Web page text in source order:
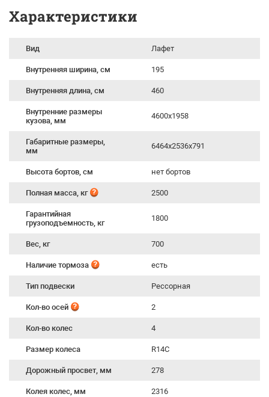
Характеристики
Вид Лафет
Внутренняя ширина, см 195
Внутренняя длина, см 460
Внутренние размеры
кузова, мм
4600x1958
Габаритные размеры,
мм
6464x2536x791
Высота бортов, см нет бортов
Полная масса, кг 2500
Гарантийная
грузоподъемность, кг
1800
Вес, кг 700
Наличие тормоза есть
Тип подвески Рессорная
Кол-во осей 2
Кол-во колес 4
Размер колеса R14C
Дорожный просвет, мм 278
Колея колес, мм 2316